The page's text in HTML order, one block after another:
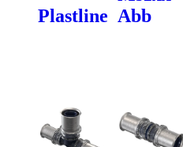
Plastline Abb